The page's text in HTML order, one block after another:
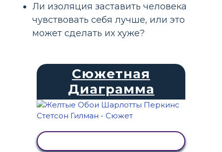
Ли изоляция заставить человека
чувствовать себя лучше, или это
может сделать их хуже?
Сюжетная
Диаграмма